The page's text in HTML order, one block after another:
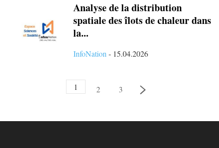
Analyse de la distribution
spatiale des îlots de chaleur dans
la...
InfoNation - 15.04.2026
1 2 3